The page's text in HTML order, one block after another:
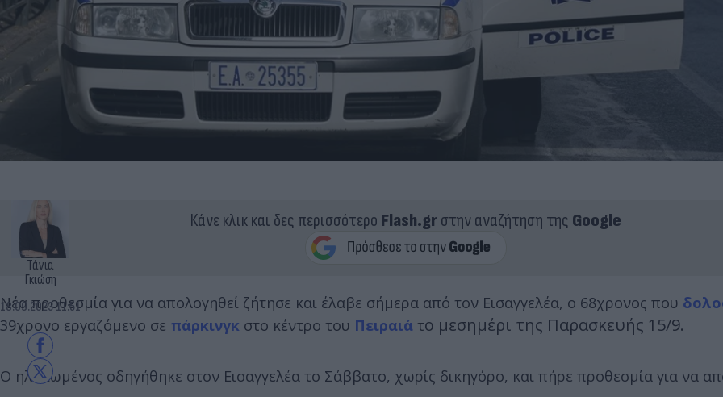
Τάνια
Γκιώση
18.09.2023 11:51
Κάνε κλικ και δες περισσότερο Flash.grστην αναζήτηση της Google
Νέα προθεσμία για να απολογηθεί ζήτησε και έλαβε σήμερα από τον Εισαγγελέα, ο 68χρονος που
39χρονο εργαζόμενο σε πάρκινγκ στο κέντρο του Πειραιά το μεσημέρι της Παρασκευής 15/9.
O ηλικιωμένος οδηγήθηκε στον Εισαγγελέα το Σάββατο, χωρίς δικηγόρο, και πήρε προθεσμία για να